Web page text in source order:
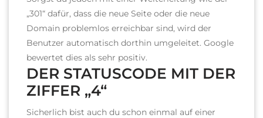
„301“ dafür, dass die neue Seite oder die neue
Domain problemlos erreichbar sind, wird der
Benutzer automatisch dorthin umgeleitet. Google
bewertet dies als sehr positiv.
DER STATUSCODE MIT DER
ZIFFER „4“
Sicherlich bist auch du schon einmal auf einer